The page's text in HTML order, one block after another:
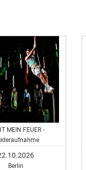
MEIN FEUER -
Berlin